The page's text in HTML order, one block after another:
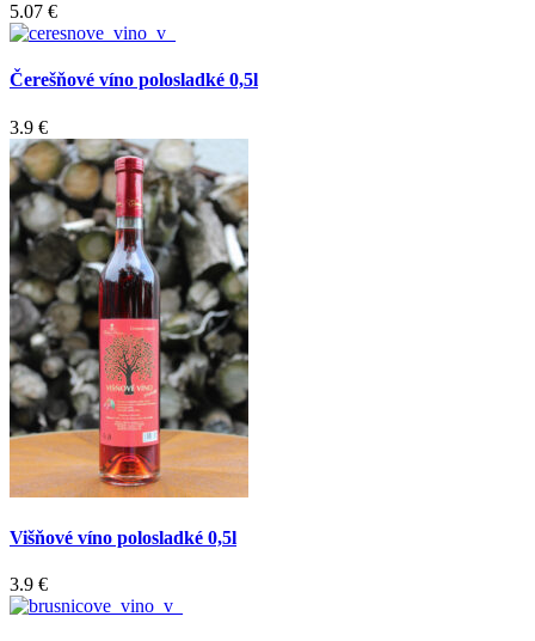
5.07 €
Čerešňové víno polosladké 0,5l
3.9 €
Višňové víno polosladké 0,5l
3.9 €